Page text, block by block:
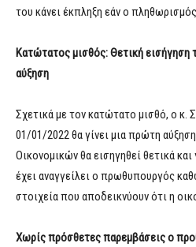
του κάνει έκπληξη εάν ο
Κατώτατος μισθός: Θετική εισήγηση
αύξηση
Σχετικά με τον κατώτατο μισθό, ο κ.
01/01/2022 θα γίνει μια πρώτη
Οικονομικών θα εισηγηθεί θετικά
έχει αναγγείλει ο πρωθυπουργός
στοιχεία που αποδεικνύουν ότι η
Χωρίς πρόσθετες παρεμβάσεις ο